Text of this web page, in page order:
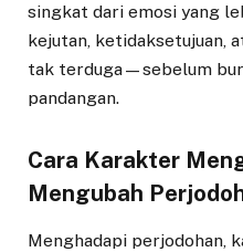
singkat dari emosi yang
kejutan, ketidaksetujuan,
tak terduga—sebelum
pandangan.
Cara Karakter
Mengubah
Menghadapi perjodohan,